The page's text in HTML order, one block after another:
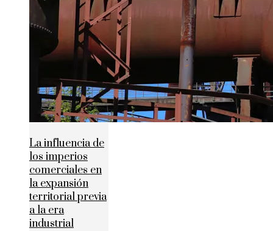
La influencia de
los imperios
comerciales en
la expansión
territorial previa
a la era
industrial